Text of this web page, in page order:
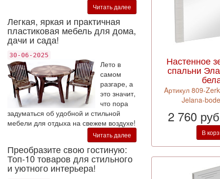
Читать далее
Легкая, яркая и практичная
пластиковая мебель для дома,
дачи и сада!
30-06-2025
Лето в
самом
разгаре, а
это значит,
что пора
задуматься об удобной и стильной
мебели для отдыха на свежем воздухе!
Читать далее
Преобразите свою гостиную:
Топ-10 товаров для стильного
и уютного интерьера!
Настенное
спальни
Aртикул 809-
Jelana-
2 760
В